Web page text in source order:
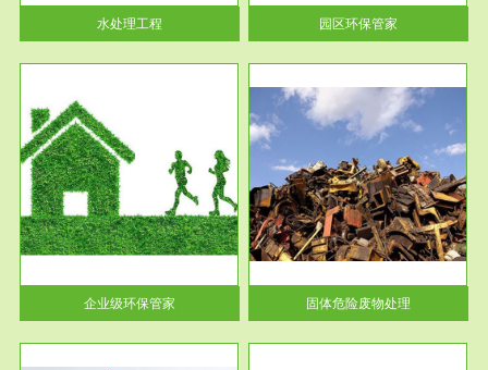
水处理工程
给侧结...
园区环保管家
企业级环保管家
服务范围
固体危险废物处理
固体废物解释：固体废物是指人
们在生产建设、日常生活和其他
活动中...
固体危险废物处理